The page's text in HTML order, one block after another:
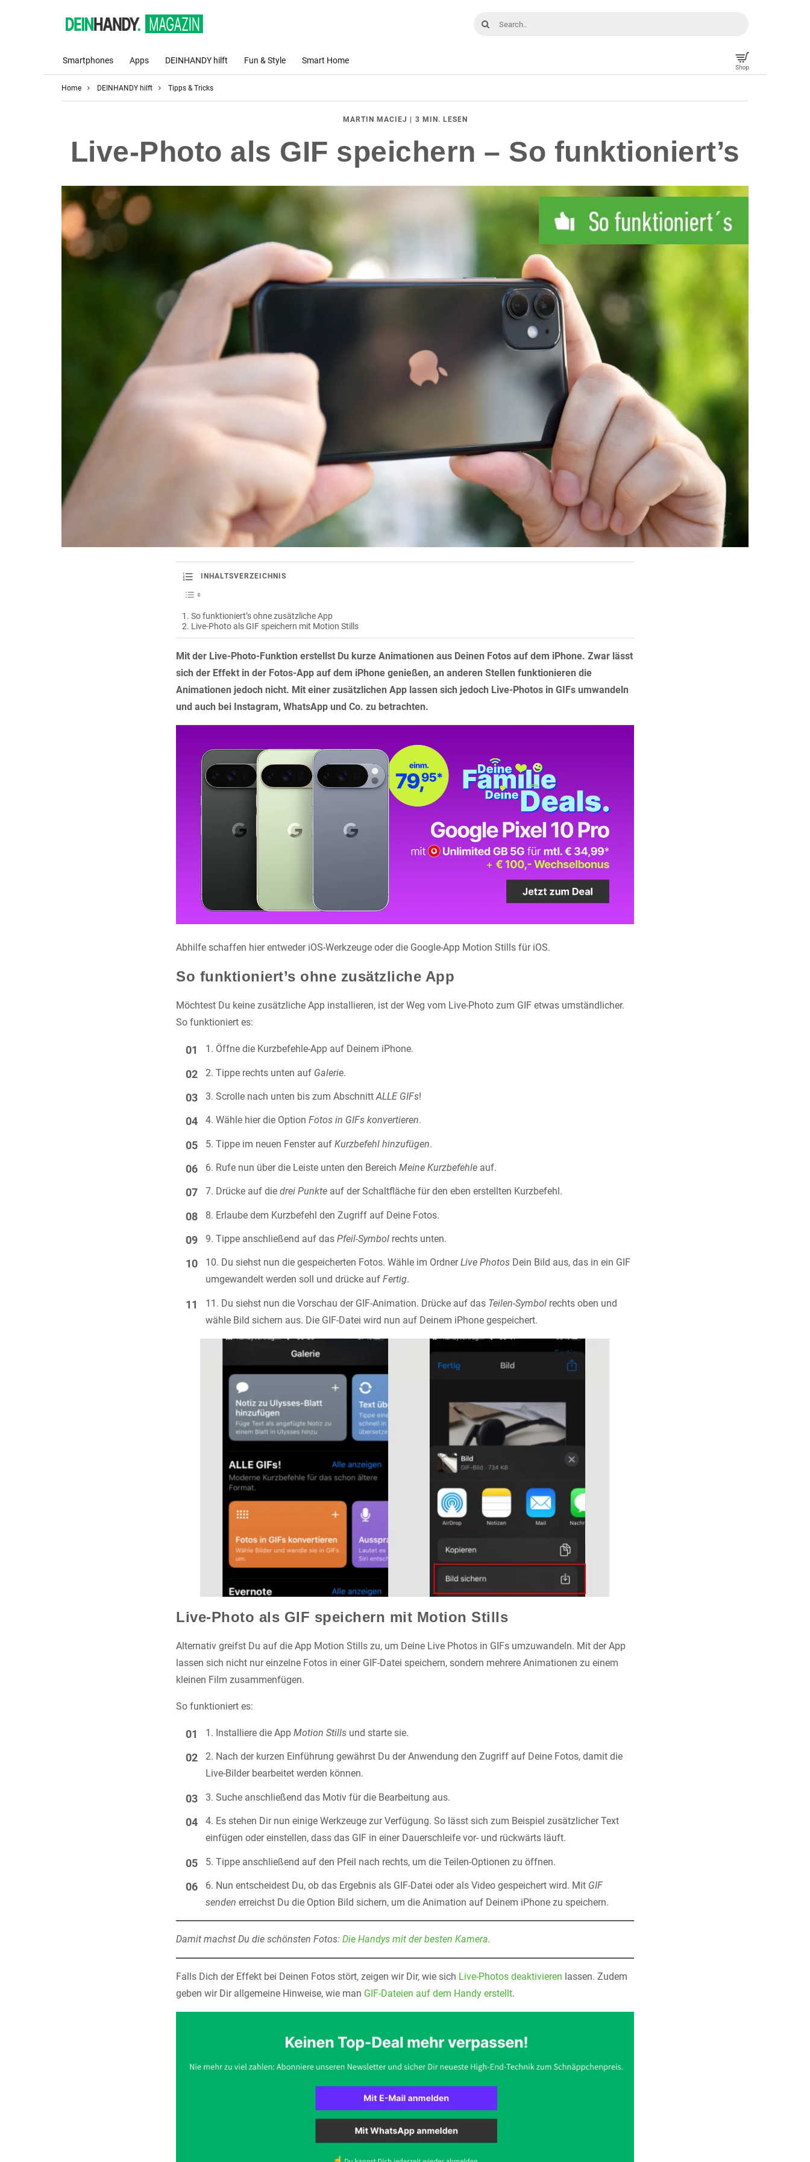
Smartphones Apps DEINHANDY hilft Fun & Style Smart Home
Home DEINHANDY hilft Tipps & Tricks
MARTIN MACIEJ 3 MIN. LESEN
Live-Photo als GIF speichern – So funktioniert’s
INHALTSVERZEICHNIS
So funktioniert’s ohne zusätzliche App
Live-Photo als GIF speichern mit Motion Stills
Mit der Live-Photo-Funktion erstellst Du kurze Animationen aus Deinen Fotos auf dem iPhone. Zwar lässt
sich der Effekt in der Fotos-App auf dem iPhone genießen, an anderen Stellen funktionieren die
Animationen jedoch nicht. Mit einer zusätzlichen App lassen sich jedoch Live-Photos in GIFs umwandeln
und auch bei Instagram, WhatsApp und Co. zu betrachten.
Abhilfe schaffen hier entweder iOS-Werkzeuge oder die Google-App Motion Stills für iOS.
So funktioniert’s ohne zusätzliche App
Möchtest Du keine zusätzliche App installieren, ist der Weg vom Live-Photo zum GIF etwas umständlicher.
So funktioniert es:
Öffne die Kurzbefehle-App auf Deinem iPhone.
Tippe rechts unten auf Galerie.
Scrolle nach unten bis zum AbschnittALLE GIFs!
Wähle hier die OptionFotos in GIFs konvertieren.
Tippe im neuen Fenster aufKurzbefehl hinzufügen.
Rufe nun über die Leiste unten den BereichMeine Kurzbefehle auf.
Drücke auf diedrei Punkte auf der Schaltfläche für den eben erstellten Kurzbefehl.
Erlaube dem Kurzbefehl den Zugriff auf Deine Fotos.
Tippe anschließend auf dasPfeil-Symbol rechts unten.
Du siehst nun die gespeicherten Fotos. Wähle im OrdnerLive Photos Dein Bild aus, das in ein GIF
umgewandelt werden soll und drücke aufFertig.
Du siehst nun die Vorschau der GIF-Animation. Drücke auf das Teilen-Symbol rechts oben und
wähle Bild sichern aus. Die GIF-Datei wird nun auf Deinem iPhone gespeichert.
Live-Photo als GIF speichern mit Motion Stills
Alternativ greifst Du auf die App Motion Stills zu, um Deine Live Photos in GIFs umzuwandeln. Mit der App
lassen sich nicht nur einzelne Fotos in einer GIF-Datei speichern, sondern mehrere Animationen zu einem
kleinen Film zusammenfügen.
So funktioniert es:
Installiere die AppMotion Stills und starte sie.
Nach der kurzen Einführung gewährst Du der Anwendung den Zugriff auf Deine Fotos, damit die
Live-Bilder bearbeitet werden können.
Suche anschließend das Motiv für die Bearbeitung aus.
Es stehen Dir nun einige Werkzeuge zur Verfügung. So lässt sich zum Beispiel zusätzlicher Text
einfügen oder einstellen, dass das GIF in einer Dauerschleife vor- und rückwärts läuft.
Tippe anschließend auf den Pfeil nach rechts, um die Teilen-Optionen zu öffnen.
Nun entscheidest Du, ob das Ergebnis als GIF-Datei oder als Video gespeichert wird. Mit GIF
senden erreichst Du die Option Bild sichern, um die Animation auf Deinem iPhone zu speichern.
Damit machst Du die schönsten Fotos: Die Handys mit der besten Kamera.
Falls Dich der Effekt bei Deinen Fotos stört, zeigen wir Dir, wie sich Live-Photos deaktivieren lassen. Zudem
geben wir Dir allgemeine Hinweise, wie man GIF-Dateien auf dem Handy erstellt.